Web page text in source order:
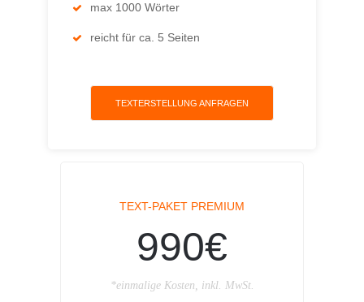
max 1000 Wörter
reicht für ca. 5 Seiten
TEXTERSTELLUNG ANFRAGEN
TEXT-PAKET PREMIUM
990€
*einmalige Kosten, inkl. MwSt.